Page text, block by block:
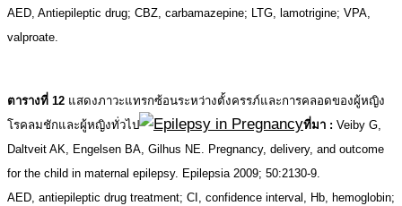
AED, Antiepileptic drug; CBZ, carbamazepine; LTG, lamotrigine; VPA,
valproate.
ตารางที่ 12 แสดงภาวะแทรกซ้อนระหว่างตั้งครรภ์และการคลอดของผู้หญิง
โรคลมชักและผู้หญิงทั่วไป
ที่มา : Veiby G,
Daltveit AK, Engelsen BA, Gilhus NE. Pregnancy, delivery, and outcome
for the child in maternal epilepsy. Epilepsia 2009; 50:2130-9.
AED, antiepileptic drug treatment; CI, confidence interval, Hb, hemoglobin;